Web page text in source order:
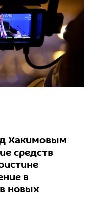
Хакимовым
средств
в
новых